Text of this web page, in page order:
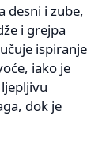
desni i zube,
i grejpa
ispiranje
iako je
dok je